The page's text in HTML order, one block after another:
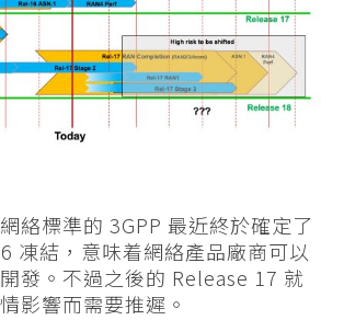
絡標準的 3GPP 最近終於確定了
凍結，意味着網絡產品廠商可以
發。不過之後的 Release 17 就
影響而需要推遲。